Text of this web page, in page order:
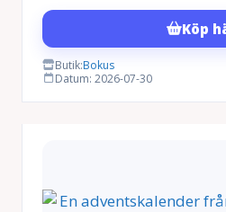
Köp
Butik:Bokus
Datum: 2026-07-30